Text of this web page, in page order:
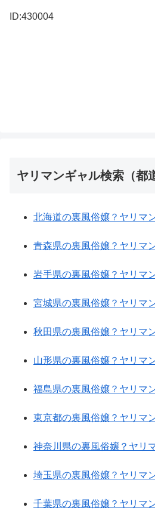
ID:430004
ヤリマンギャル検索（都
北海道の裏風俗嬢？ヤリマ
青森県の裏風俗嬢？ヤリマ
岩手県の裏風俗嬢？ヤリマ
宮城県の裏風俗嬢？ヤリマ
秋田県の裏風俗嬢？ヤリマ
山形県の裏風俗嬢？ヤリマ
福島県の裏風俗嬢？ヤリマ
東京都の裏風俗嬢？ヤリマ
神奈川県の裏風俗嬢？ヤリ
埼玉県の裏風俗嬢？ヤリマ
千葉県の裏風俗嬢？ヤリマ